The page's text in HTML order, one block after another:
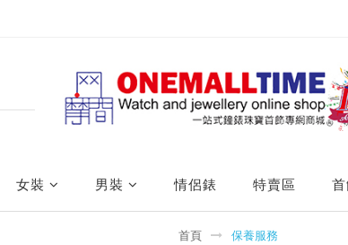
女裝 男裝 情侶錶 特賣區
首頁 保養服務